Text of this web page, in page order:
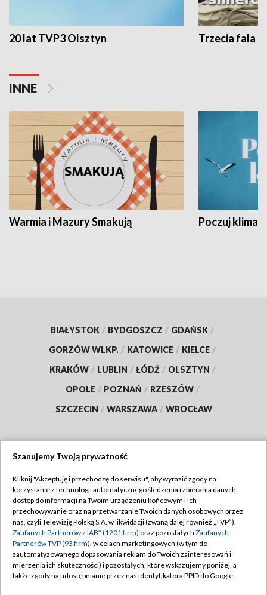
20 lat TVP3 Olsztyn Trzecia fala -
INNE
Warmia i Mazury Smakują Poczuj klimat
BIAŁYSTOK / BYDGOSZCZ / GDAŃSK /
GORZÓW WLKP. / KATOWICE / KIELCE /
KRAKÓW / LUBLIN / ŁÓDŹ / OLSZTYN /
OPOLE / POZNAŃ / RZESZÓW /
SZCZECIN / WARSZAWA / WROCŁAW
TVP
Abonament TVP
Emisja w TVP
Centrum informacji TVP
Naziemna Telewizja Cyfrowa
Regulamin TVP
Polityka prywatności
Moje zgody
Pomoc
Szanujemy Twoją prywatność
Kliknij "Akceptuję i przechodzę do serwisu", aby wyrazić zgody na
korzystanie z technologii automatycznego śledzenia i zbierania danych,
dostęp do informacji na Twoim urządzeniu końcowym i ich
przechowywanie oraz na przetwarzanie Twoich danych osobowych przez
nas, czyli Telewizję Polską S.A. w likwidacji (zwaną dalej również „TVP”),
Zaufanych Partnerów z IAB* (1201 firm) oraz pozostałych Zaufanych
Partnerów TVP (93 firm), w celach marketingowych (w tym do
zautomatyzowanego dopasowania reklam do Twoich zainteresowań i
mierzenia ich skuteczności) i pozostałych, które wskazujemy poniżej, a
także zgody na udostępnianie przez nas identyfikatora PPID do Google.